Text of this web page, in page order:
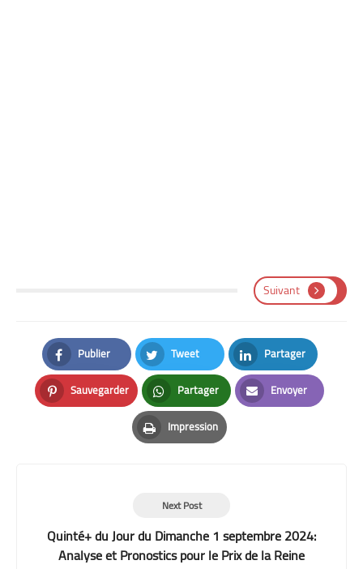
Suivant
Publier
Facebook
Tweet
Twitter
Partager
LinkedIn
Sauvegarder
Pinterest
Partager
Whatsapp
Envoyer
Email
Impression
Print
Next Post
Quinté+ du Jour du Dimanche 1 septembre 2024:
Analyse et Pronostics pour le Prix de la Reine